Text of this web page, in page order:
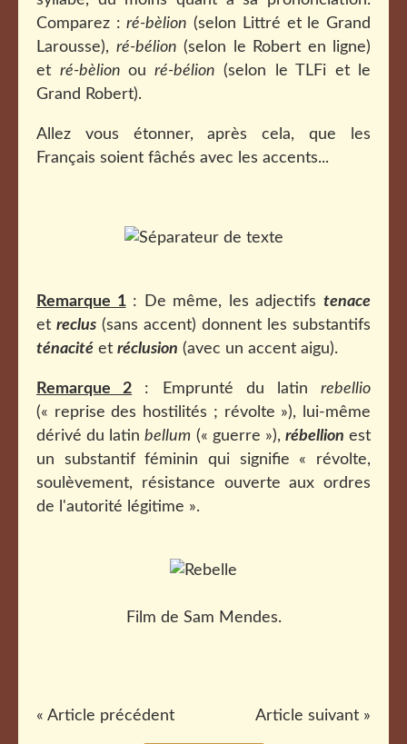
Comparez :ré-bèlion (selon Littré et le Grand
Larousse), ré-bélion (selon le Robert en ligne)
et ré-bèlion ou ré-bélion (selon le TLFi et le
Grand Robert).
Allez vous étonner, après cela, que les
Français soient fâchés avec les accents...
Remarque 1: De même, les adjectifstenace
et reclus (sans accent) donnent les substantifs
ténacité et réclusion (avec un accent aigu).
Remarque 2 : Emprunté du latinrebellio
(« reprise des hostilités ; révolte »), lui-même
dérivé du latinbellum (« guerre »), rébellion est
un substantif féminin qui signifie « révolte,
soulèvement, résistance ouverte aux ordres
de l'autorité légitime ».
Film de Sam Mendes.
« Article précédent Article suivant »